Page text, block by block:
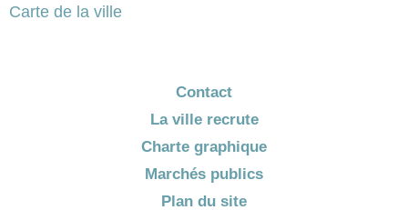
Carte de la ville
Contact
La ville recrute
Charte graphique
Marchés publics
Plan du site